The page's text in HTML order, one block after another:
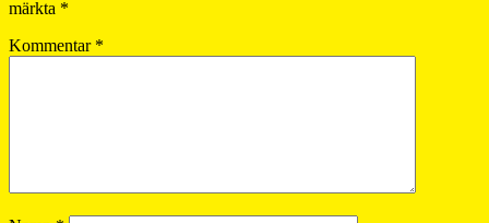
märkta *
Kommentar *